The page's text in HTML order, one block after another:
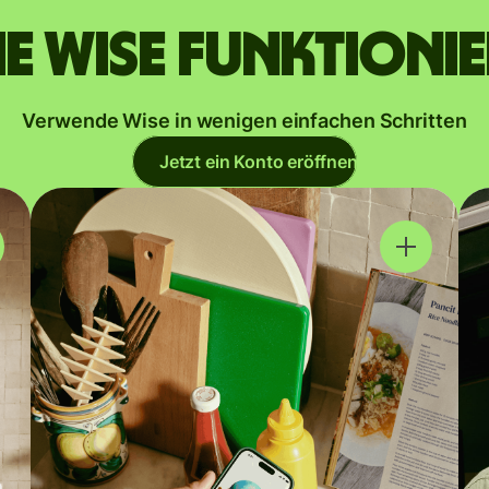
Wise
Verwende Wise in wenigen einfachen Schritten
Jetzt ein Konto eröffnen